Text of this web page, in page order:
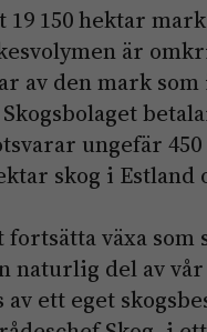
150 hektar
är
av den mark
ungefär
skog i Estland
växa som
naturlig del av
ett eget